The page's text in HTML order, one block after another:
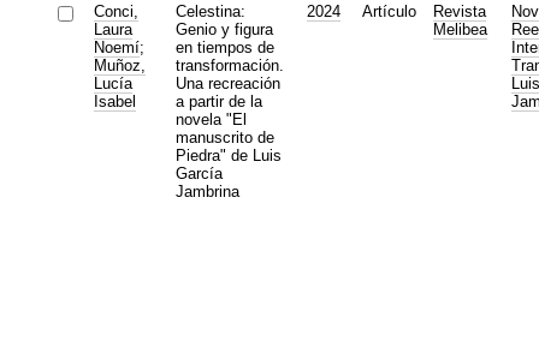
Conci,
Laura
Noemí;
Muñoz,
Lucía
Isabel
Celestina:
Genio y figura
en tiempos de
transformación.
Una recreación
a partir de la
novela "El
manuscrito de
Piedra" de Luis
García
Jambrina
2024 Artículo
Revista
Melibea